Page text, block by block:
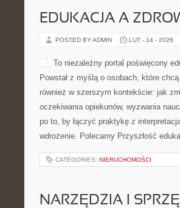
EDUKACJA A
POSTED BY ADMIN LUT - 14 - 2026
To niezależny portal poświęcony
Powstał z myślą o osobach, które
również w szerszym kontekście: jak
oczekiwania opiekunów, wyzwania
po to, by łączyć praktykę z
wdrożenie. Polecamy Przyszłość
CATEGORIES: NIERUCHOMOŚCI
NARZĘDZIA I